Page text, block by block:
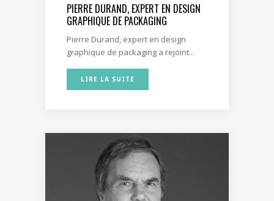
PIERRE DURAND, EXPERT EN DESIGN
GRAPHIQUE DE PACKAGING
Pierre Durand, expert en design
graphique de packaging a rejoint...
LIRE LA SUITE